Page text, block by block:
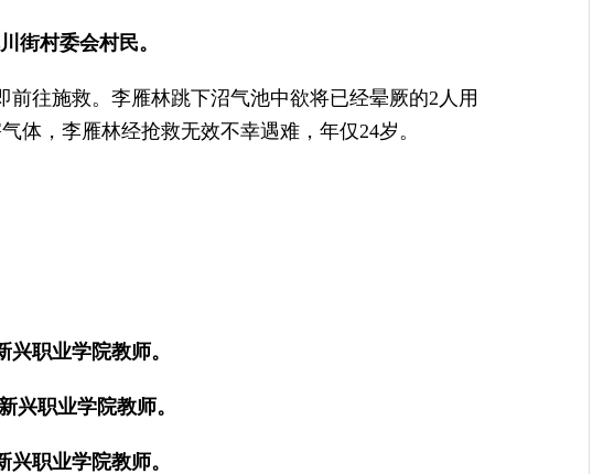
街村委会村民。
往施救。李雁林跳下沼气池中欲将已经晕厥的2人用
体，李雁林经抢救无效不幸遇难，年仅24岁。
职业学院教师。
兴职业学院教师。
职业学院教师。